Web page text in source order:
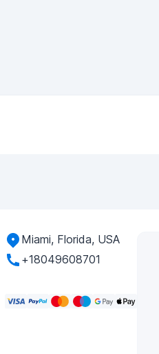
Miami, Florida, USA
+18049608701